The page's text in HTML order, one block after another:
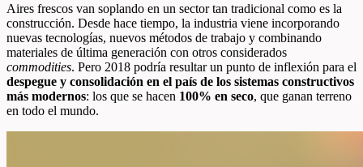
Aires frescos van soplando en un sector tan tradicional como es la
construcción. Desde hace tiempo, la industria viene incorporando
nuevas tecnologías, nuevos métodos de trabajo y combinando
materiales de última generación con otros considerados
commodities. Pero 2018 podría resultar un punto de inflexión para el
despegue y consolidación en el país de los sistemas constructivos
más modernos: los que se hacen 100% en seco, que ganan terreno
en todo el mundo.